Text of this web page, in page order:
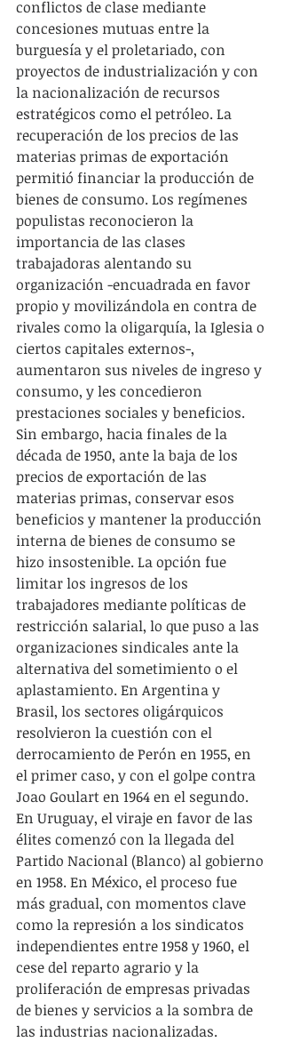
conflictos de clase mediante
concesiones mutuas entre la
burguesía y el proletariado, con
proyectos de industrialización y con
la nacionalización de recursos
estratégicos como el petróleo. La
recuperación de los precios de las
materias primas de exportación
permitió financiar la producción de
bienes de consumo. Los regímenes
populistas reconocieron la
importancia de las clases
trabajadoras alentando su
organización -encuadrada en favor
propio y movilizándola en contra de
rivales como la oligarquía, la Iglesia o
ciertos capitales externos-,
aumentaron sus niveles de ingreso y
consumo, y les concedieron
prestaciones sociales y beneficios.
Sin embargo, hacia finales de la
década de 1950, ante la baja de los
precios de exportación de las
materias primas, conservar esos
beneficios y mantener la producción
interna de bienes de consumo se
hizo insostenible. La opción fue
limitar los ingresos de los
trabajadores mediante políticas de
restricción salarial, lo que puso a las
organizaciones sindicales ante la
alternativa del sometimiento o el
aplastamiento. En Argentina y
Brasil, los sectores oligárquicos
resolvieron la cuestión con el
derrocamiento de Perón en 1955, en
el primer caso, y con el golpe contra
Joao Goulart en 1964 en el segundo.
En Uruguay, el viraje en favor de las
élites comenzó con la llegada del
Partido Nacional (Blanco) al gobierno
en 1958. En México, el proceso fue
más gradual, con momentos clave
como la represión a los sindicatos
independientes entre 1958 y 1960, el
cese del reparto agrario y la
proliferación de empresas privadas
de bienes y servicios a la sombra de
las industrias nacionalizadas.